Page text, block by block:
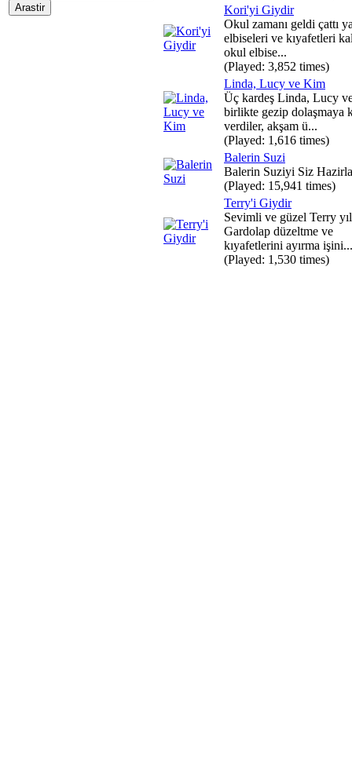
Kori'yi Giydir
Okul zamanı geldi çattı
elbiseleri ve kıyafetleri
okul elbise...
(Played: 3,852 times)
Linda, Lucy ve Kim
Üç kardeş Linda, Lucy
birlikte gezip dolaşmaya
verdiler, akşam ü...
(Played: 1,616 times)
Balerin Suzi
Balerin Suziyi Siz
(Played: 15,941 times)
Terry'i Giydir
Sevimli ve güzel Terry
Gardolap düzeltme ve
kıyafetlerini ayırma işini...
(Played: 1,530 times)